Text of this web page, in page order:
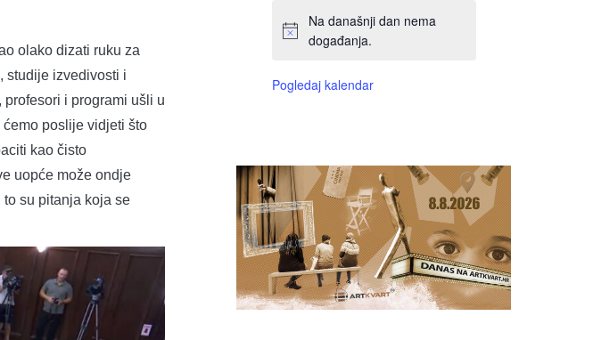
olako dizati ruku za
studije izvedivosti i
i programi ušli u
poslije vidjeti što
kao čisto
uopće može ondje
su pitanja koja se
Na današnji dan nema
događanja.
Pogledaj kalendar